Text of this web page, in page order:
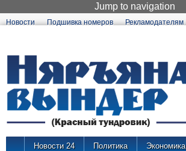
Jump to navigation
Новости Подшивка номеров Рекламодателям
Новости 24 Политика Экономика